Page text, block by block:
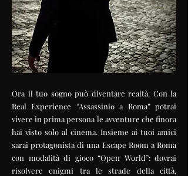
Ora il tuo sogno può diventare realtà. Con la
Real Experience “Assassinio a Roma” potrai
vivere in prima persona le avventure che finora
hai visto solo al cinema. Insieme ai tuoi amici
sarai protagonista di una Escape Room a Roma
con modalità di gioco “Open World”: dovrai
risolvere enigmi tra le strade della città,